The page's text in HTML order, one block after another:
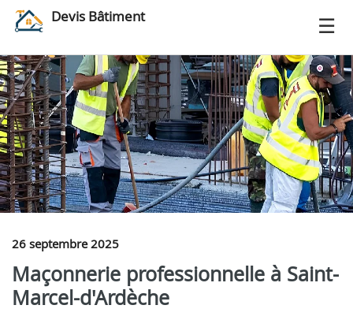
Devis Bâtiment
26 septembre 2025
Maçonnerie professionnelle à Saint-
Marcel-d'Ardèche